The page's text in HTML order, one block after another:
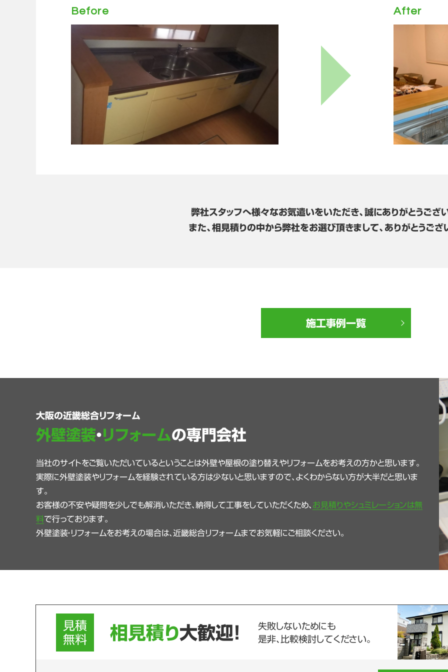
Before After
弊社スタッフへ様々なお気遣いをいただき、誠にありがとうござ
また、相見積りの中から弊社をお選び頂きまして、ありがとうござ
施工事例一覧
大阪の近畿総合リフォーム
外壁塗装・リフォームの専門会社
当社のサイトをご覧いただいているということは外壁や屋根の塗り替えやリフォームをお考えの方かと思います。
実際に外壁塗装やリフォームを経験されている方は少ないと思いますので、よくわからない方が大半だと思いま
す。
お客様の不安や疑問を少しでも解消いただき、納得して工事をしていただくため、 お見積りやシュミレーションは無
料で行っております。
外壁塗装・リフォームをお考えの場合は、近畿総合リフォームまでお気軽にご相談ください。
見積
無料
相見積り大歓迎！
失敗しないためにも
是非、比較検討してください。